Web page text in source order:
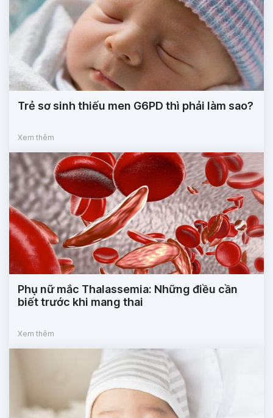
Trẻ sơ sinh thiếu men G6PD thì phải làm sao?
Xem thêm
Phụ nữ mắc Thalassemia: Những điều cần
biết trước khi mang thai
Xem thêm